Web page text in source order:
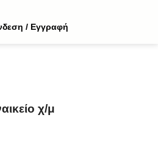
/ Εγγραφή
χ/μ